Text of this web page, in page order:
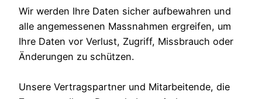
Wir werden Ihre Daten sicher aufbewahren und
alle angemessenen Massnahmen ergreifen, um
Ihre Daten vor Verlust, Zugriff, Missbrauch oder
Änderungen zu schützen.
Unsere Vertragspartner und Mitarbeitende, die